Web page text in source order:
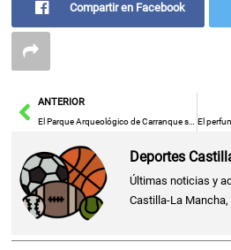
Compartir en Facebook
AntANTERIOR
El Parque Arqueológico de Carranque será más accesible, eficiente, sostenible y digital
Deportes
Últimas noticias y
Castilla-La